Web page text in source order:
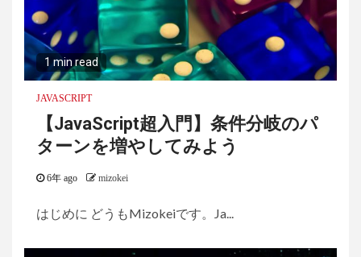
1 min read
JAVASCRIPT
【JavaScript超入門】条件分岐のパ
ターンを増やしてみよう
6年 ago mizokei
はじめに どうもMizokeiです。Ja...